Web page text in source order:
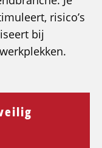
risico’s
bij